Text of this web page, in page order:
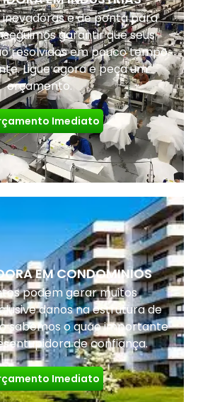
e de ponta para
garantir que seus
resolvidos em pouco tempo
Ligue agora e peça um
orçamento.
Imediato
EM CONDOMINIOS
podem gerar muitos
danos na estrutura de
sabemos o quão importante
de confiança.
Imediato